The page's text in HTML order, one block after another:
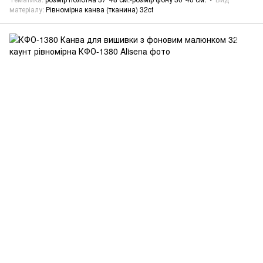
матеріалу Рівномірна канва (тканина) 32ct